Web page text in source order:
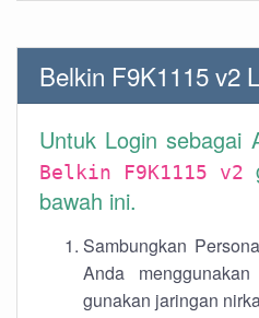
Belkin F9K1115 v2
Untuk Login sebagai
Belkin F9K1115 v2
bawah ini.
Sambungkan
Anda
gunakan jaringan